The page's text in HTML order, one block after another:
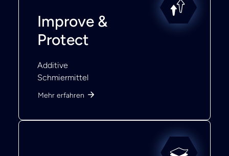
Improve &
Protect
Additive
Schmiermittel
Mehr erfahren